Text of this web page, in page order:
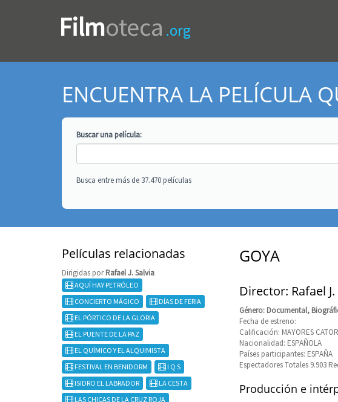
Filmoteca .org
ENCUENTRA LA PELÍCULA
Buscar unapelícula:
Busca entre más de 37.470 películas
Películas relacionadas
Dirigidas porRafael J. Salvia
AQUÍ HAY PETRÓLEO
CONCIERTO MÁGICO
DÍAS DE FERIA
EL PÓRTICO DE LA GLORIA
EL PUENTE DE LA PAZ
EL QUÍMICO Y EL ALQUIMISTA
FESTIVAL EN BENIDORM
I Q S
ISIDRO EL LABRADOR
LA CESTA
LAS CHICAS DE LA CRUZ ROJA
GOYA
Director: Rafael
Género: Documental,
Fecha de estreno:
Calificación: MAYORES
Nacionalidad: ESPAÑOLA
Países participantes: ESPAÑA
Espectadores Totales 9.903
Producción e